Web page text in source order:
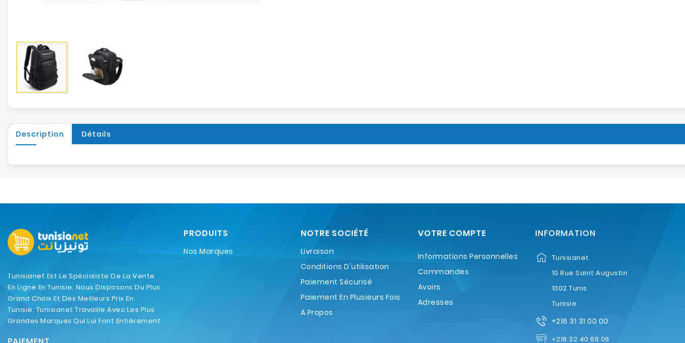
Description Détails
Tunisianet Est Le Spécialiste De La Vente
En Ligne En Tunisie. Nous Disposons Du Plus
Grand Choix Et Des Meilleurs Prix En
Tunisie. Tunisianet Travaille Avec Les Plus
Grandes Marques Qui Lui Font Entièrement
PRODUITS
Nos Marques
NOTRE SOCIÉTÉ
Livraison
Conditions D'utilisation
Paiement Sécurisé
Paiement En Plusieurs Fois
A Propos
VOTRE COMPTE
Informations Personnelles
Commandes
Avoirs
Adresses
INFORMATION
Tunisianet
10 Rue Saint Augustin
1002 Tunis
Tunisie
+216 31 31 00 00
+216 32 40 66 06